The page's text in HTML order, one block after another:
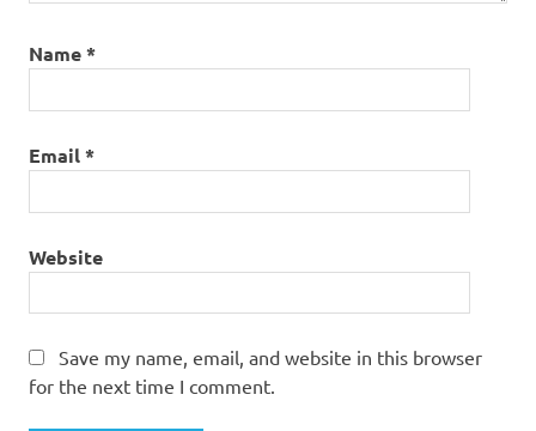
Name*
Email*
Website
Save my name, email, and website in this browser
for the next time I comment.